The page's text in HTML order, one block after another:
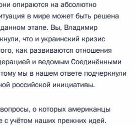
опираются на абсолютно
в мире может быть решена
этапе. Вы, Владимир
что и украинский кризис
как развиваются отношения
и ведомым Соединёнными
мы в нашем ответе подчеркнули
российской инициативы.
о которых американцы
с учётом наших прежних идей.